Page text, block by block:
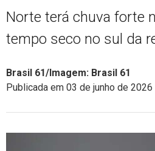
Norte terá chuva forte
tempo seco no sul da
Brasil 61/Imagem: Brasil 61
Publicada em 03 de junho de